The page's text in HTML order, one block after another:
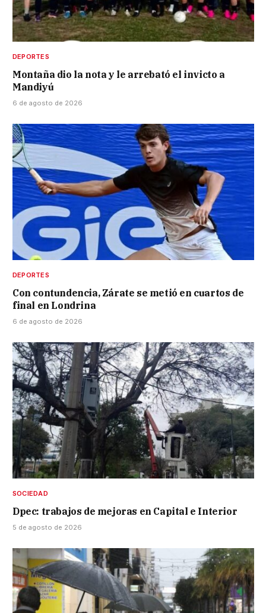
DEPORTES
Montaña dio la nota y le arrebató el invicto a
Mandiyú
6 de agosto de 2026
DEPORTES
Con contundencia, Zárate se metió en cuartos de
final en Londrina
6 de agosto de 2026
SOCIEDAD
Dpec: trabajos de mejoras en Capital e Interior
5 de agosto de 2026